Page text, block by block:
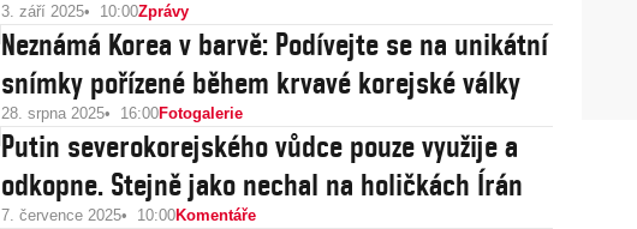
3. září 2025 10:00Zprávy
Neznámá Korea v barvě: Podívejte se na unikátní
snímky pořízené během krvavé korejské války
28. srpna 2025 16:00Fotogalerie
Putin severokorejského vůdce pouze využije a
odkopne. Stejně jako nechal na holičkách Írán
7. července 2025 10:00Komentáře